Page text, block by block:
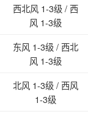
西北风 1-3级 / 西
风 1-3级
东风 1-3级 / 西北
风 1-3级
北风 1-3级 / 西风
1-3级